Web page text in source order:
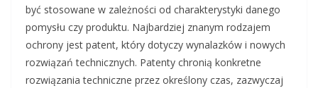
być stosowane w zależności od charakterystyki danego
pomysłu czy produktu. Najbardziej znanym rodzajem
ochrony jest patent, który dotyczy wynalazków i nowych
rozwiązań technicznych. Patenty chronią konkretne
rozwiązania techniczne przez określony czas, zazwyczaj